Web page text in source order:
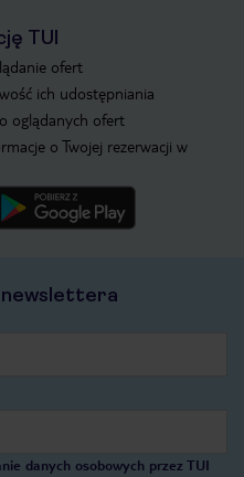
TUI
ofert
ich udostępniania
oglądanych ofert
o Twojej rezerwacji w
newslettera
danych osobowych przez TUI